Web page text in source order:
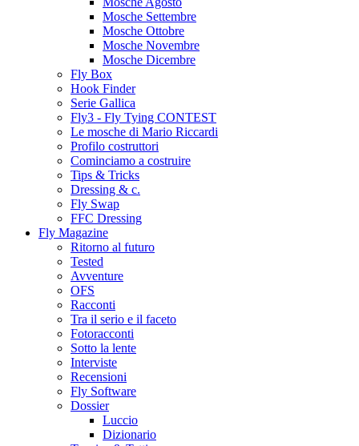
Mosche Settembre
Mosche Ottobre
Mosche Novembre
Mosche Dicembre
Fly Box
Hook Finder
Serie Gallica
Fly3 - Fly Tying CONTEST
Le mosche di Mario Riccardi
Profilo costruttori
Cominciamo a costruire
Tips & Tricks
Dressing & c.
Fly Swap
FFC Dressing
Fly Magazine
Ritorno al futuro
Tested
Avventure
OFS
Racconti
Tra il serio e il faceto
Fotoracconti
Sotto la lente
Interviste
Recensioni
Fly Software
Dossier
Luccio
Dizionario